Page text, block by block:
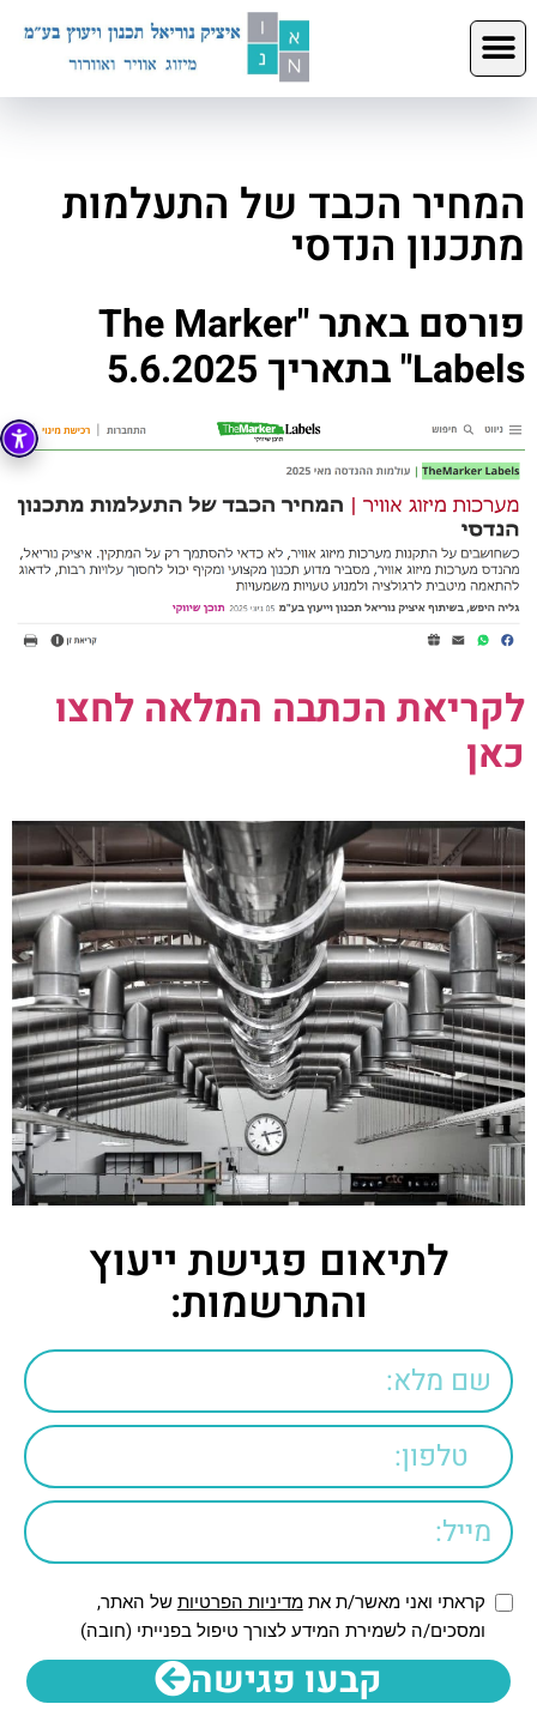
המחיר הכבד של התעלמות
מתכנון הנדסי
פורסם באתר "The Marker
Labels" בתאריך 5.6.2025
לקריאת הכתבה המלאה לחצו
כאן
לתיאום פגישת ייעוץ
והתרשמות:
קראתי ואני מאשר/ת אתמדיניות הפרטיות של האתר,
ומסכים/ה לשמירת המידע לצורך טיפול בפנייתי (חובה)
קבעו פגישה